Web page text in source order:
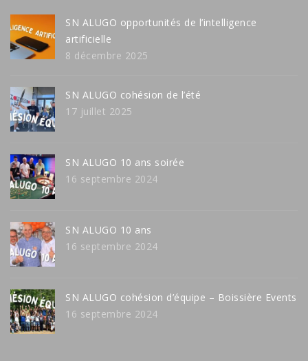
SN ALUGO opportunités de l’intelligence
artificielle
8 décembre 2025
SN ALUGO cohésion de l’été
17 juillet 2025
SN ALUGO 10 ans soirée
16 septembre 2024
SN ALUGO 10 ans
16 septembre 2024
SN ALUGO cohésion d’équipe – Boissière Events
16 septembre 2024